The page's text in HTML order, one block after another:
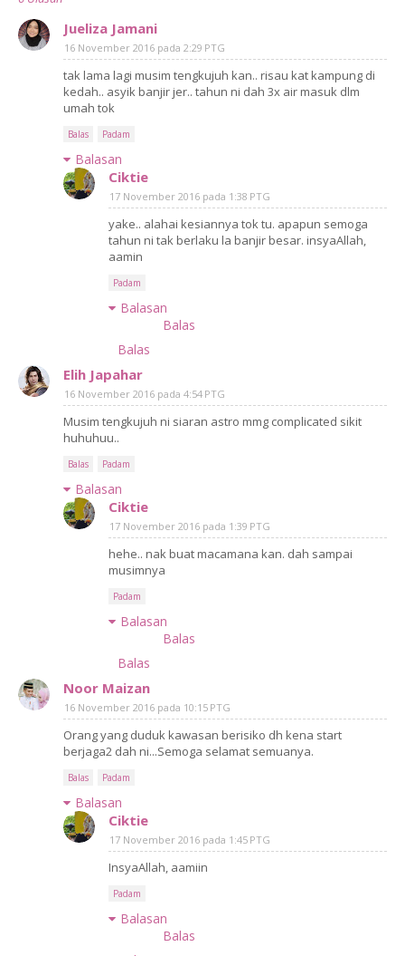
Jueliza Jamani
16 November 2016 pada 2:29 PTG
tak lama lagi musim tengkujuh kan.. risau kat kampung di
kedah.. asyik banjir jer.. tahun ni dah 3x air masuk dlm
umah tok
Balas Padam
Balasan
Ciktie
17 November 2016 pada 1:38 PTG
yake.. alahai kesiannya tok tu. apapun semoga
tahun ni tak berlaku la banjir besar. insyaAllah,
aamin
Padam
Balasan
Balas
Balas
Elih Japahar
16 November 2016 pada 4:54 PTG
Musim tengkujuh ni siaran astro mmg complicated sikit
huhuhuu..
Balas Padam
Balasan
Ciktie
17 November 2016 pada 1:39 PTG
hehe.. nak buat macamana kan. dah sampai
musimnya
Padam
Balasan
Balas
Balas
Noor Maizan
16 November 2016 pada 10:15 PTG
Orang yang duduk kawasan berisiko dh kena start
berjaga2 dah ni...Semoga selamat semuanya.
Balas Padam
Balasan
Ciktie
17 November 2016 pada 1:45 PTG
InsyaAllah, aamiin
Padam
Balasan
Balas